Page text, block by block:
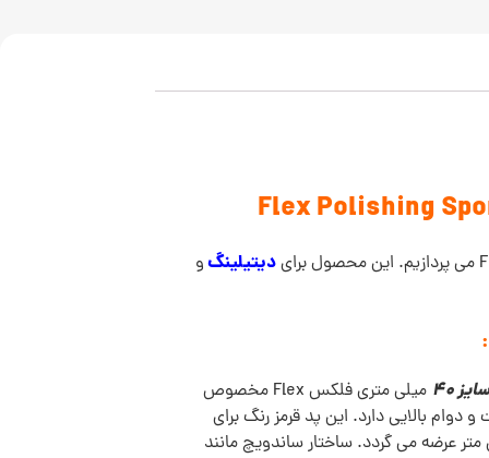
دیتیلینگو
40
میلی متری فلکس Flex مخصوص
دوام بالایی دارد. این پد قرمز رنگ برای
20*40 میلی متر عرضه می گردد. ساختار ساندویچ مانند